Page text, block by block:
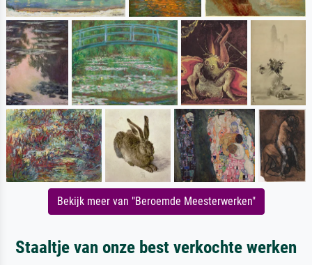
Bekijk meer van "Beroemde Meesterwerken"
Staaltje van onze best verkochte werken